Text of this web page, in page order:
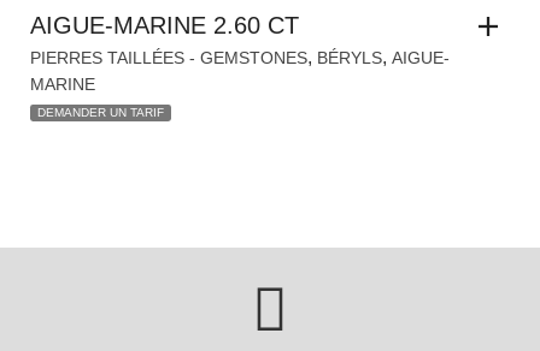
AIGUE-MARINE 2.60 CT
PIERRES TAILLÉES - GEMSTONES, BÉRYLS, AIGUE-
MARINE
DEMANDER UN TARIF